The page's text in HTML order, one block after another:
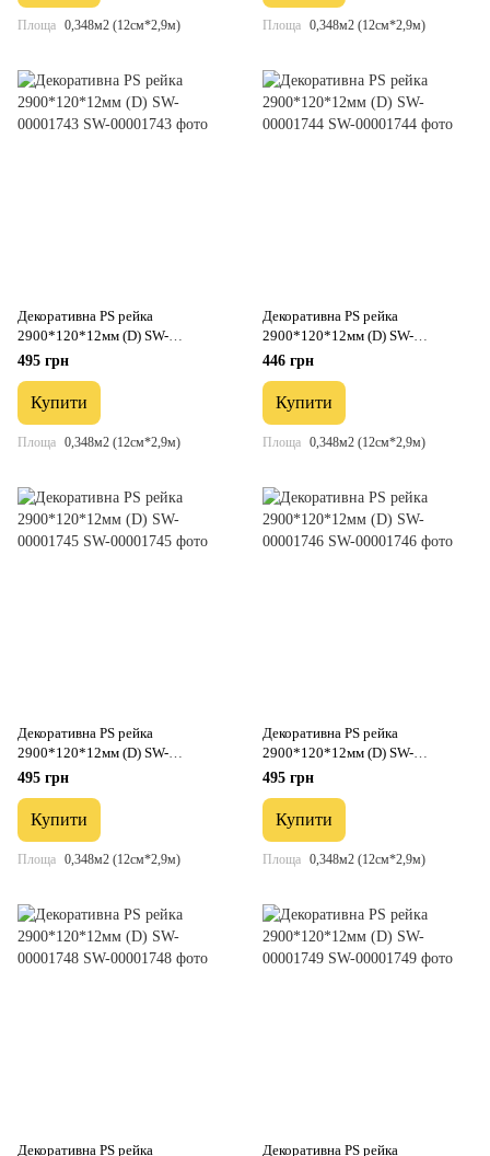
Площа 0,348м2 (12см*2,9м) Площа 0,348м2 (12см*2,9м)
Декоративна PS рейка
2900*120*12мм (D) SW-
00001743
495 грн
Купити
Площа 0,348м2 (12см*2,9м)
Декоративна PS рейка
2900*120*12мм (D) SW-
00001744
446 грн
Купити
Площа 0,348м2 (12см*2,9м)
Декоративна PS рейка
2900*120*12мм (D) SW-
00001745
495 грн
Купити
Площа 0,348м2 (12см*2,9м)
Декоративна PS рейка
2900*120*12мм (D) SW-
00001746
495 грн
Купити
Площа 0,348м2 (12см*2,9м)
Декоративна PS рейка
Декоративна PS рейка